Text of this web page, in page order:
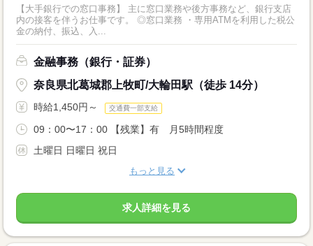
【大手銀行での窓口事務】 主に窓口業務や後方事務など、銀行支店
内の接客を伴うお仕事です。 ◎窓口業務 ・専用ATMを利用した税公
金の納付、振込、入...
金融事務（銀行・証券）
奈良県北葛城郡上牧町/大輪田駅（徒歩 14分）
時給1,450円～ 交通費一部支給
09：00〜17：00 【残業】有 月5時間程度
土曜日 日曜日 祝日
もっと見る
求人詳細を見る